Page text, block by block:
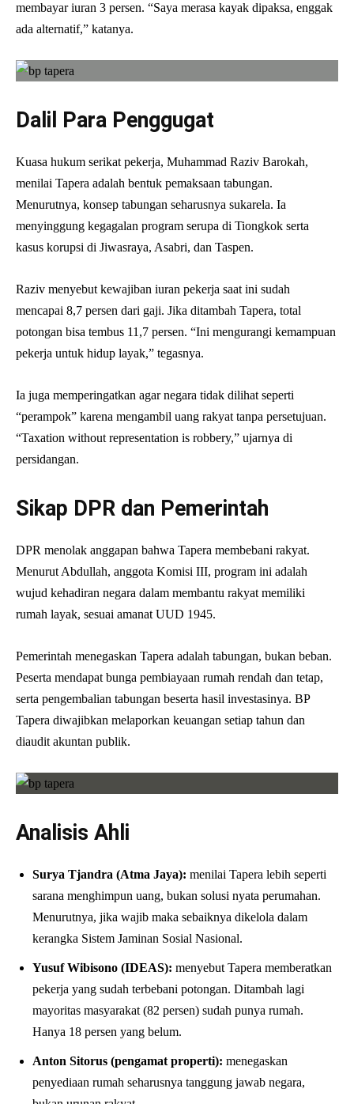
membayar iuran 3 persen. “Saya merasa kayak dipaksa, enggak
ada alternatif,” katanya.
Dalil Para Penggugat
Kuasa hukum serikat pekerja, Muhammad Raziv Barokah,
menilai Tapera adalah bentuk pemaksaan tabungan.
Menurutnya, konsep tabungan seharusnya sukarela. Ia
menyinggung kegagalan program serupa di Tiongkok serta
kasus korupsi di Jiwasraya, Asabri, dan Taspen.
Raziv menyebut kewajiban iuran pekerja saat ini sudah
mencapai 8,7 persen dari gaji. Jika ditambah Tapera, total
potongan bisa tembus 11,7 persen. “Ini mengurangi kemampuan
pekerja untuk hidup layak,” tegasnya.
Ia juga memperingatkan agar negara tidak dilihat seperti
“perampok” karena mengambil uang rakyat tanpa persetujuan.
“Taxation without representation is robbery,” ujarnya di
persidangan.
Sikap DPR dan Pemerintah
DPR menolak anggapan bahwa Tapera membebani rakyat.
Menurut Abdullah, anggota Komisi III, program ini adalah
wujud kehadiran negara dalam membantu rakyat memiliki
rumah layak, sesuai amanat UUD 1945.
Pemerintah menegaskan Tapera adalah tabungan, bukan beban.
Peserta mendapat bunga pembiayaan rumah rendah dan tetap,
serta pengembalian tabungan beserta hasil investasinya. BP
Tapera diwajibkan melaporkan keuangan setiap tahun dan
diaudit akuntan publik.
Analisis Ahli
Surya Tjandra (Atma Jaya): menilai Tapera lebih seperti
sarana menghimpun uang, bukan solusi nyata perumahan.
Menurutnya, jika wajib maka sebaiknya dikelola dalam
kerangka Sistem Jaminan Sosial Nasional.
Yusuf Wibisono (IDEAS): menyebut Tapera memberatkan
pekerja yang sudah terbebani potongan. Ditambah lagi
mayoritas masyarakat (82 persen) sudah punya rumah.
Hanya 18 persen yang belum.
Anton Sitorus (pengamat properti): menegaskan
penyediaan rumah seharusnya tanggung jawab negara,